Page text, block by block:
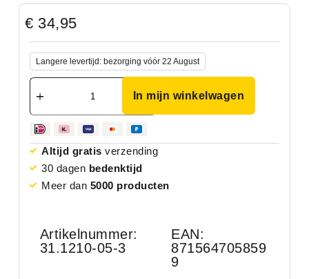
€ 34,95
Langere levertijd: bezorging vóór 22 August
In mijn winkelwagen
Altijd gratis verzending
30 dagen bedenktijd
Meer dan 5000 producten
Artikelnummer:
31.1210-05-3
EAN:
871564705859
9